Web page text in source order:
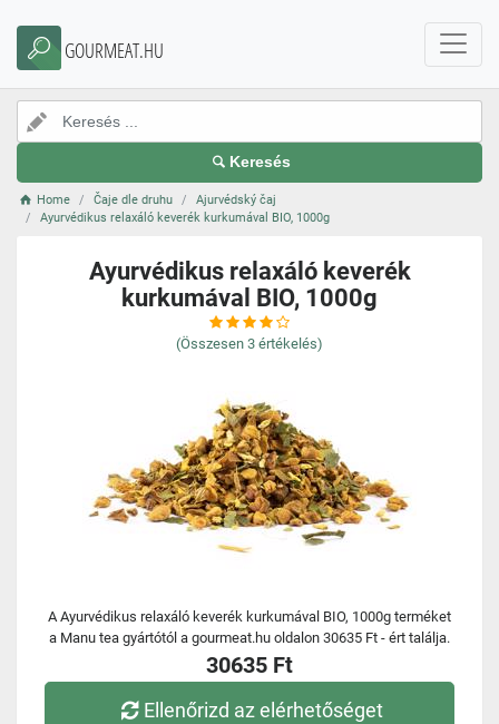
GOURMEAT.HU
Keresés
Home Čaje dle druhu
Ajurvédský čaj
Ayurvédikus relaxáló keverék kurkumával BIO, 1000g
Ayurvédikus relaxáló keverék
kurkumával BIO, 1000g
(Összesen 3 értékelés)
A Ayurvédikus relaxáló keverék kurkumával BIO, 1000g terméket
a Manu tea gyártótól a gourmeat.hu oldalon 30635 Ft - ért találja.
30635 Ft
Ellenőrizd az elérhetőséget